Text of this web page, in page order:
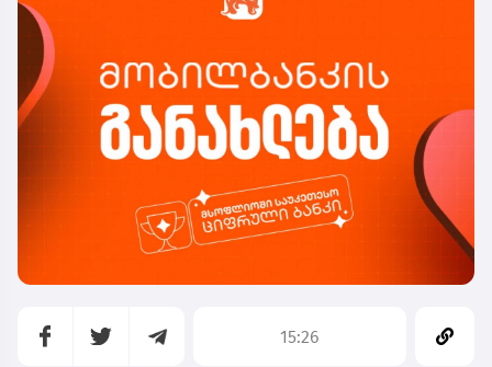
15:26